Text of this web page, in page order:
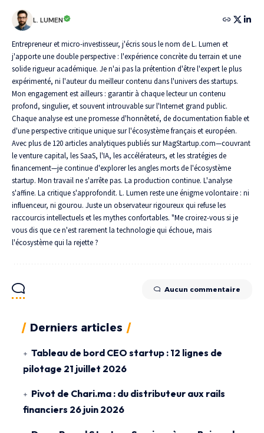
L. LUMEN
Entrepreneur et micro-investisseur, j'écris sous le nom de L. Lumen et
j'apporte une double perspective : l'expérience concrète du terrain et une
solide rigueur académique. Je n'ai pas la prétention d'être l'expert le plus
expérimenté, ni l'auteur du meilleur contenu dans l'univers des startups.
Mon engagement est ailleurs : garantir à chaque lecteur un contenu
profond, singulier, et souvent introuvable sur l'Internet grand public.
Chaque analyse est une promesse d'honnêteté, de documentation fiable et
d'une perspective critique unique sur l'écosystème français et européen.
Avec plus de 120 articles analytiques publiés sur MagStartup.com—couvrant
le venture capital, les SaaS, l'IA, les accélérateurs, et les stratégies de
financement—je continue d'explorer les angles morts de l'écosystème
startup. Mon travail ne s'arrête pas. La production continue. L'analyse
s'affine. La critique s'approfondit. L. Lumen reste une énigme volontaire : ni
influenceur, ni gourou. Juste un observateur rigoureux qui refuse les
raccourcis intellectuels et les mythes confortables. "Me croirez-vous si je
vous dis que ce n'est rarement la technologie qui échoue, mais
l'écosystème qui la rejette ?
Aucun commentaire
Derniers articles
Tableau de bord CEO startup : 12 lignes de
pilotage 21 juillet 2026
Pivot de Chari.ma : du distributeur aux rails
financiers 26 juin 2026